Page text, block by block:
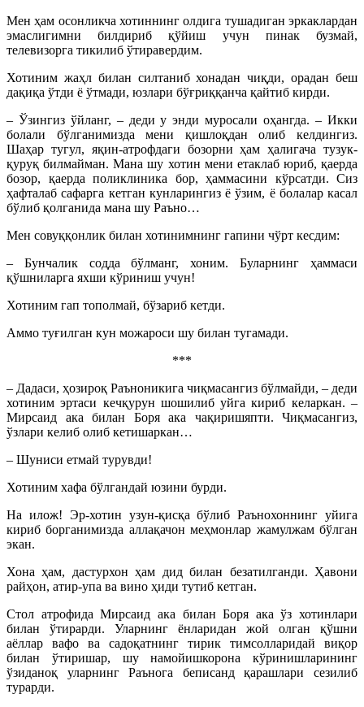
Мен ҳам осонликча хотиннинг олдига тушадиган эркаклардан
эмаслигимни билдириб қўйиш учун пинак бузмай,
телевизорга тикилиб ўтиравердим.
Хотиним жаҳл билан силтаниб хонадан чиқди, орадан беш
дақиқа ўтди ё ўтмади, юзлари бўғриққанча қайтиб кирди.
– Ўзингиз ўйланг, – деди у энди муросали оҳангда. – Икки
болали бўлганимизда мени қишлоқдан олиб келдингиз.
Шаҳар тугул, яқин-атрофдаги бозорни ҳам ҳалигача тузук-
қуруқ билмайман. Мана шу хотин мени етаклаб юриб, қаерда
бозор, қаерда поликлиника бор, ҳаммасини кўрсатди. Сиз
ҳафталаб сафарга кетган кунларингиз ё ўзим, ё болалар касал
бўлиб қолганида мана шу Раъно…
Мен совуққонлик билан хотинимнинг гапини чўрт кесдим:
– Бунчалик содда бўлманг, хоним. Буларнинг ҳаммаси
қўшниларга яхши кўриниш учун!
Хотиним гап тополмай, бўзариб кетди.
Аммо туғилган кун можароси шу билан тугамади.
***
– Дадаси, ҳозироқ Раъноникига чиқмаса­нгиз бўлмайди, – деди
хотиним эртаси кечқурун шошилиб уйга кириб келаркан. –
Мирсаид ака билан Боря ака чақиришяпти. Чиқмасангиз,
ўзлари келиб олиб кетишаркан…
– Шуниси етмай турувди!
Хотиним хафа бўлгандай юзини бурди.
На илож! Эр-хотин узун-қисқа бўлиб Раънохоннинг уйига
кириб борганимизда аллақачон меҳмонлар жамулжам бўлган
экан.
Хона ҳам, дастурхон ҳам дид билан безатилганди. Ҳавони
райҳон, атир-упа ва вино ҳиди тутиб кетган.
Стол атрофида Мирсаид ака билан Боря ака ўз хотинлари
билан ўтирарди. Уларнинг ёнларидан жой олган қўшни
аёллар вафо ва садоқатнинг тирик тимсолларидай виқор
билан ўтиришар, шу намойишкорона кўринишларининг
ўзиданоқ уларнинг Раънога беписанд қарашлари сезилиб
турарди.